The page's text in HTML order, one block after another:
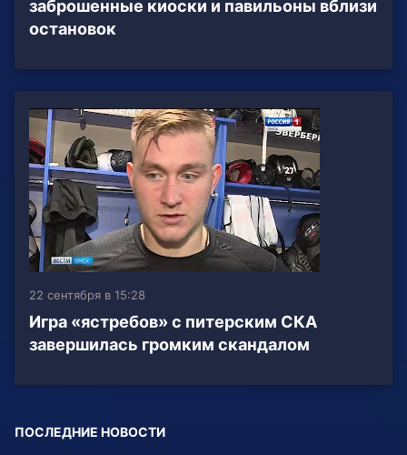
заброшенные киоски и павильоны вблизи
остановок
22 сентября в 15:28
Игра «ястребов» с питерским СКА
завершилась громким скандалом
ПОСЛЕДНИЕ НОВОСТИ